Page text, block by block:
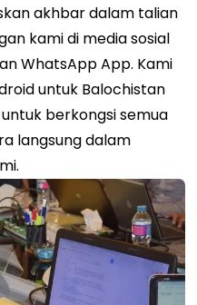
akhbar dalam talian
kami di media sosial
WhatsApp App. Kami
untuk Balochistan
berkongsi semua
langsung dalam